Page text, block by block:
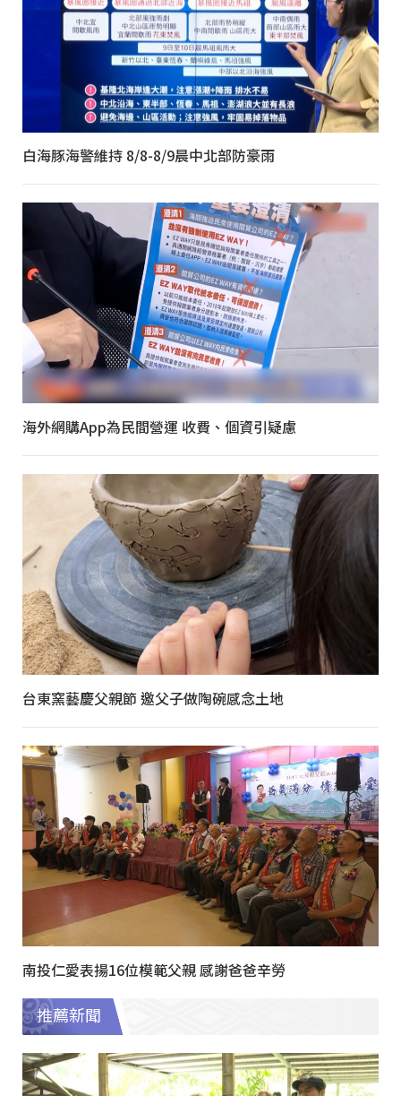
白海豚海警維持 8/8-8/9晨中北部防豪雨
海外網購App為民間營運 收費、個資引疑慮
台東窯藝慶父親節 邀父子做陶碗感念土地
南投仁愛表揚16位模範父親 感謝爸爸辛勞
推薦新聞